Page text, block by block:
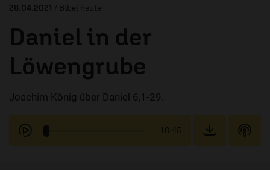
AUDIOTHEK
PROGRAMM
MITMACHEN
28.04.2021 / Bibel heute
Daniel in der
Löwengrube
Joachim König über Daniel 6,1-29.
10:45